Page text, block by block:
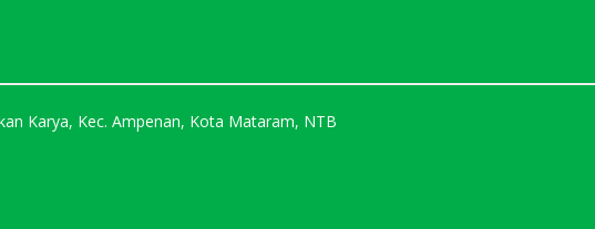
Karya, Kec. Ampenan, Kota Mataram, NTB